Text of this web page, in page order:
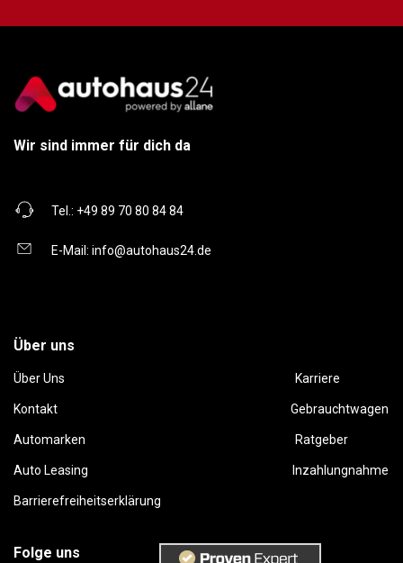
Wir sind immer für dich da
Tel.: +49 89 70 80 84 84
E-Mail: info@autohaus24.de
Über uns
Über Uns Karriere
Kontakt Gebrauchtwagen
Automarken Ratgeber
Auto Leasing Inzahlungnahme
Barrierefreiheitserklärung
Folge uns